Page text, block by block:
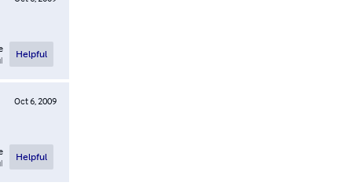
Helpful
Oct 6, 2009
Helpful